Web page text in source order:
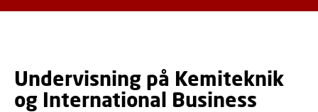
Undervisning på Kemiteknik
og International Business